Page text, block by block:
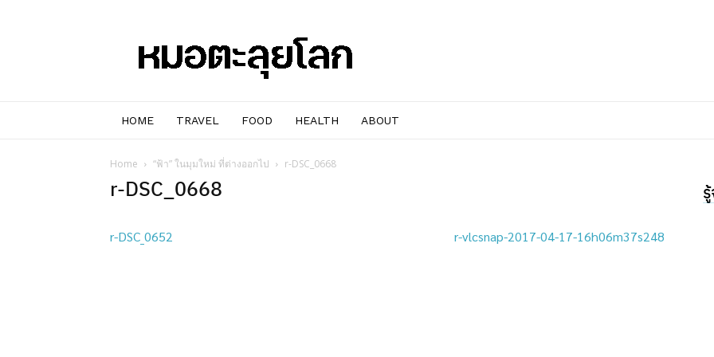
ตะลุย
โลก
HOME TRAVEL FOOD HEALTH ABOUT
Home “ฟ้า” ในมุมใหม่ ที่ต่างออกไป r-DSC_0668
r-DSC_0668
r-DSC_0652 r-vlcsnap-2017-04-17-16h06m37s248